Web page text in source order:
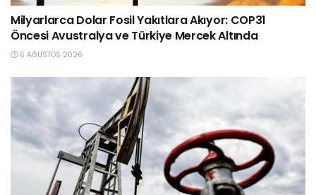
Milyarlarca Dolar Fosil Yakıtlara Akıyor: COP31
Öncesi Avustralya ve Türkiye Mercek Altında
6 AĞUSTOS 2026